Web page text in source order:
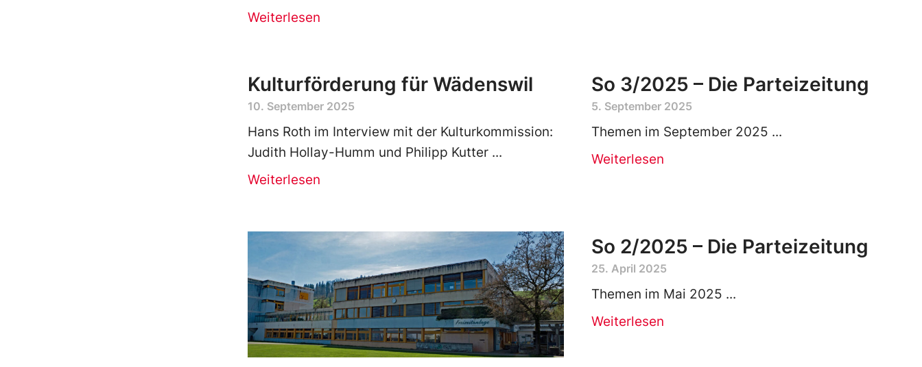
Weiterlesen
Kulturförderung für Wädenswil
10. September 2025
Hans Roth im Interview mit der Kulturkommission:
Judith Hollay-Humm und Philipp Kutter
Weiterlesen
So 3/2025 – Die Parteizeitung
5. September 2025
Themen im September 2025
Weiterlesen
So 2/2025 – Die Parteizeitung
25. April 2025
Themen im Mai 2025
Weiterlesen